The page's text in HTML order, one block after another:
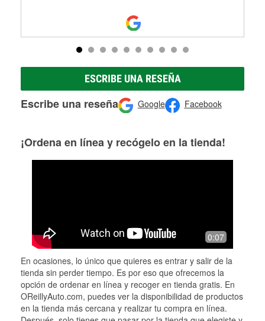
ESCRIBE UNA RESEÑA
Escribe una reseña Google Facebook
¡Ordena en línea y recógelo en la tienda!
0:07
En ocasiones, lo único que quieres es entrar y salir de la
tienda sin perder tiempo. Es por eso que ofrecemos la
opción de ordenar en línea y recoger en tienda gratis. En
OReillyAuto.com, puedes ver la disponibilidad de productos
en la tienda más cercana y realizar tu compra en línea.